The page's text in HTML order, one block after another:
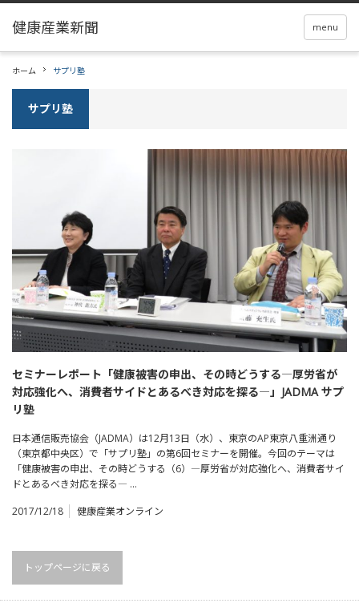
menu
ホーム サプリ塾
サプリ塾
セミナーレポート「健康被害の申出、その時どうする―厚労省が
対応強化へ、消費者サイドとあるべき対応を探る―」JADMA サプ
リ塾
日本通信販売協会（JADMA）は12月13日（水）、東京のAP東京八重洲通り
（東京都中央区）で「サプリ塾」の第6回セミナーを開催。今回のテーマは
「健康被害の申出、その時どうする（6）―厚労省が対応強化へ、消費者サイ
ドとあるべき対応を探る― …
2017/12/18
健康産業オンライン
トップページに戻る